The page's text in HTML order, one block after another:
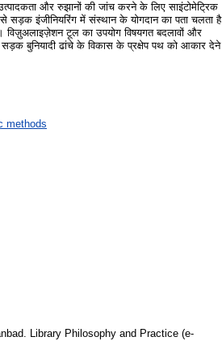
और रुझानों की जांच करने के लिए साइंटोमेट्रिक
सड़क इंजीनियरिंग में संस्थान के योगदान का पता चलता है
विज़ुअलाइज़ेशन टूल का उपयोग विषयगत बदलावों और
बुनियादी ढांचे के विकास के प्रक्षेप पथ को आकार देने
methods
Library Philosophy and Practice (e-